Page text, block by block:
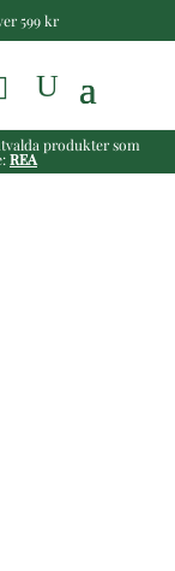
599 kr
produkter som
REA